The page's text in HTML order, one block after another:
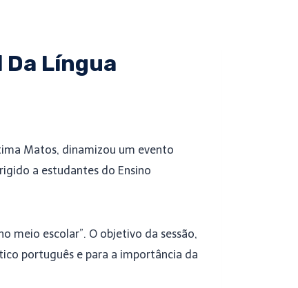
Da Língua
Matos, dinamizou um evento
a estudantes do Ensino
meio escolar”. O objetivo da sessão,
português e para a importância da